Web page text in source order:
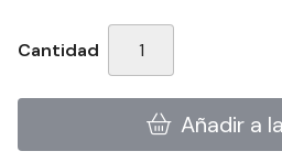
Cantidad
Añadir a